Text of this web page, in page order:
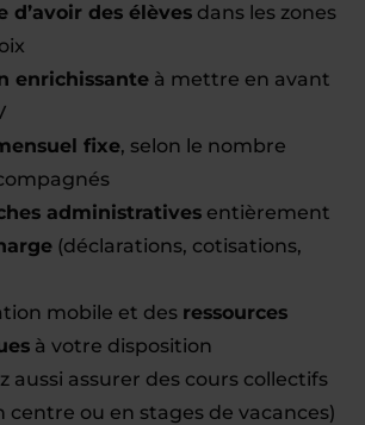
d’avoir des élèves dans les zones
enrichissante à mettre en avant
fixe, selon le nombre
administratives entièrement
(déclarations, cotisations,
mobile et des ressources
à votre disposition
aussi assurer des cours collectifs
centre ou en stages de vacances)